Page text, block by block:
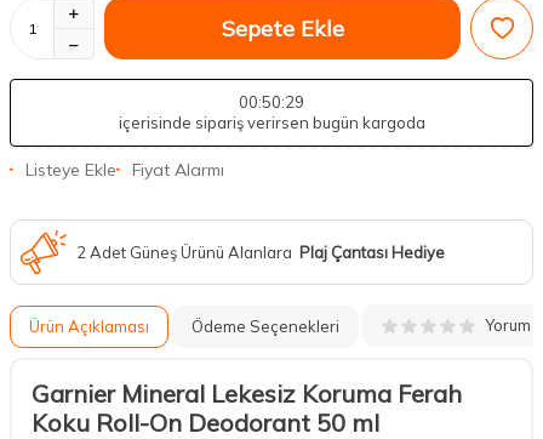
Sepete Ekle
00:50:28
içerisinde sipariş verirsen bugün kargoda
Listeye Ekle Fiyat Alarmı
2 Adet Güneş Ürünü Alanlara Plaj Çantası Hediye
Ürün Açıklaması Ödeme Seçenekleri Yorum
Garnier Mineral Lekesiz Koruma Ferah
Koku Roll-On Deodorant 50 ml